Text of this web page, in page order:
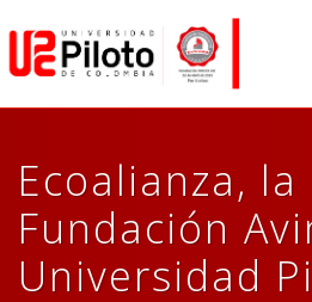
Ecoalianza, la
Fundación
Universidad